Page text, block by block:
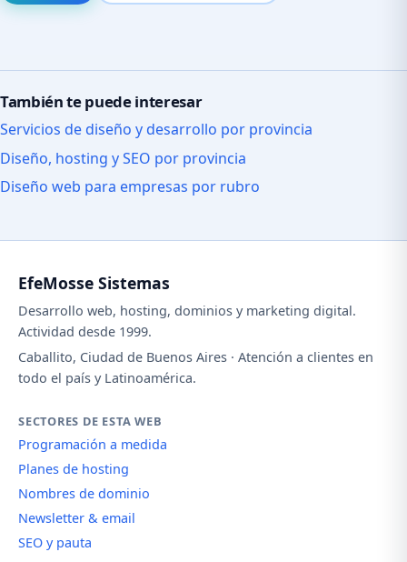
También te puede interesar
Servicios de diseño y desarrollo por provincia
Diseño, hosting y SEO por provincia
Diseño web para empresas por rubro
EfeMosse Sistemas
Desarrollo web, hosting, dominios y marketing digital.
Actividad desde 1999.
Caballito, Ciudad de Buenos Aires · Atención a clientes en
todo el país y Latinoamérica.
SECTORES DE ESTA WEB
Programación a medida
Planes de hosting
Nombres de dominio
Newsletter & email
SEO y pauta